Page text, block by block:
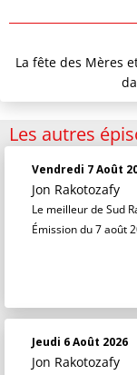
La fête des Mères
Les autres
Vendredi 7 Août
Jon Rakotozafy
Le meilleur de Sud
Émission du 7 août
Jeudi 6 Août 2026
Jon Rakotozafy